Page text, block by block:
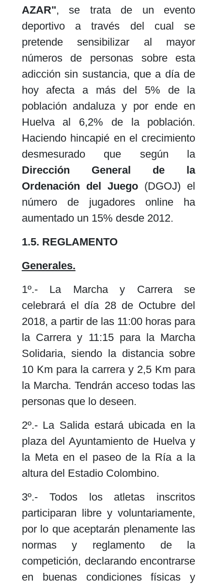
AZAR", se trata de un evento
deportivo a través del cual se
pretende sensibilizar al mayor
números de personas sobre esta
adicción sin sustancia, que a día de
hoy afecta a más del 5% de la
población andaluza y por ende en
Huelva al 6,2% de la población.
Haciendo hincapié en el crecimiento
desmesurado que según la
Dirección General de la
Ordenación del Juego (DGOJ) el
número de jugadores online ha
aumentado un 15% desde 2012.
1.5. REGLAMENTO
Generales.
1º.- La Marcha y Carrera se
celebrará el día 28 de Octubre del
2018, a partir de las 11:00 horas para
la Carrera y 11:15 para la Marcha
Solidaria, siendo la distancia sobre
10 Km para la carrera y 2,5 Km para
la Marcha. Tendrán acceso todas las
personas que lo deseen.
2º.- La Salida estará ubicada en la
plaza del Ayuntamiento de Huelva y
la Meta en el paseo de la Ría a la
altura del Estadio Colombino.
3º.- Todos los atletas inscritos
participaran libre y voluntariamente,
por lo que aceptarán plenamente las
normas y reglamento de la
competición, declarando encontrarse
en buenas condiciones físicas y